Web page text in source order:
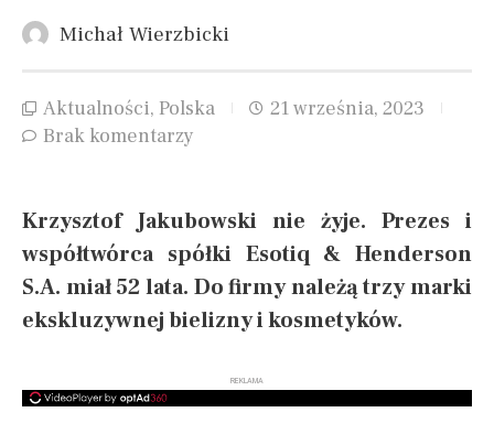
Michał Wierzbicki
Aktualności, Polska
21 września, 2023
Brak komentarzy
Krzysztof Jakubowski nie żyje. Prezes i
współtwórca spółki Esotiq & Henderson
S.A. miał 52 lata. Do firmy należą trzy marki
ekskluzywnej bielizny i kosmetyków.
REKLAMA